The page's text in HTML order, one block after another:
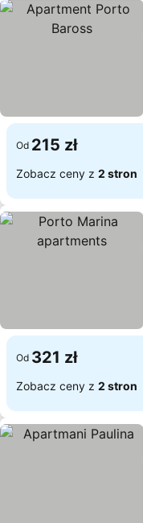
Od 215 zł
Zobacz ceny z 2 stron
Od 321 zł
Zobacz ceny z 2 stron